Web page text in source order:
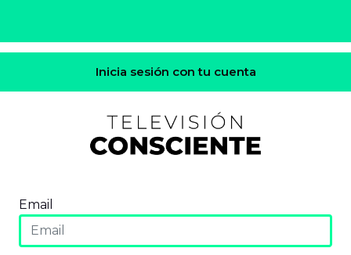
Inicia sesión con tu cuenta
Email